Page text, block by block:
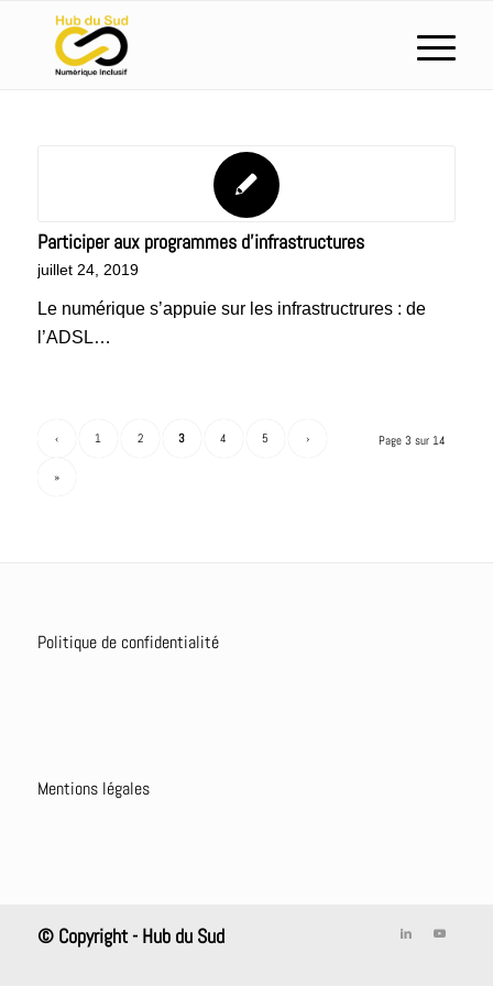
Participer aux programmes d’infrastructures
juillet 24, 2019
Le numérique s’appuie sur les infrastructrures : de
l’ADSL…
Page 3 sur 14
‹ 1 2 3 4 5 ›
»
Politique de confidentialité
Mentions légales
© Copyright - Hub du Sud